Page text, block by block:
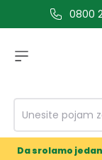
glavni sadržaj
0800
Da srolamo